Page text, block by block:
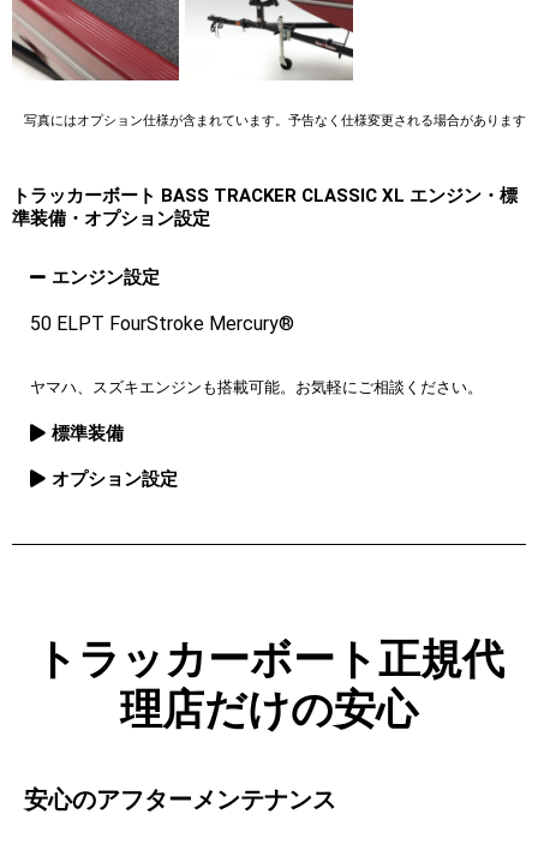
写真にはオプション仕様が含まれています。予告なく仕様変更される場合があります
トラッカーボート BASS TRACKER CLASSIC XL エンジン・標
準装備・オプション設定
エンジン設定
50 ELPT FourStroke Mercury®
ヤマハ、スズキエンジンも搭載可能。お気軽にご相談ください。
標準装備
オプション設定
トラッカーボート正規代
理店だけの安心
安心のアフターメンテナンス